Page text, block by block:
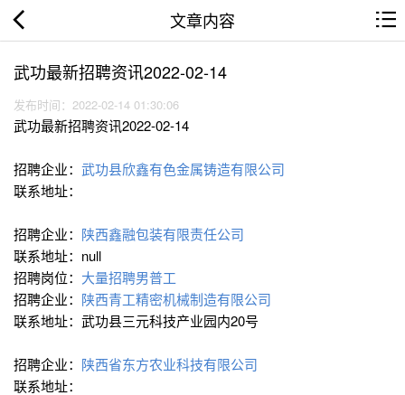
文章内容
武功最新招聘资讯2022-02-14
发布时间：2022-02-14 01:30:06
武功最新招聘资讯2022-02-14
招聘企业： 武功县欣鑫有色金属铸造有限公司
联系地址：
招聘企业： 陕西鑫融包装有限责任公司
联系地址：null
招聘岗位： 大量招聘男普工
招聘企业： 陕西青工精密机械制造有限公司
联系地址：武功县三元科技产业园内20号
招聘企业： 陕西省东方农业科技有限公司
联系地址：